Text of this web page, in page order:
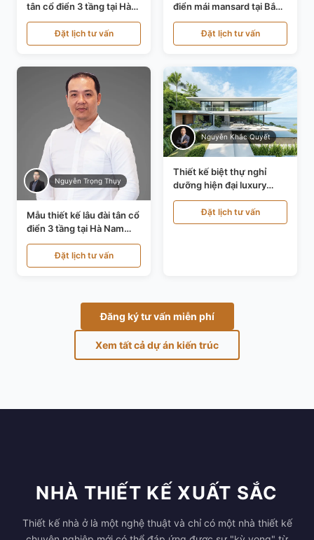
tân cổ điển 3 tầng tại Hà
Nội KT21010
Đặt lịch tư vấn
điển mái mansard tại Bắc
Ninh KT21198
Đặt lịch tư vấn
Nguyễn Trọng Thụy
Mẫu thiết kế lâu đài tân cổ
điển 3 tầng tại Hà Nam
KT24821
Đặt lịch tư vấn
Nguyễn Khắc Quyết
Thiết kế biệt thự nghỉ
dưỡng hiện đại luxury
700m² tại Đà Nẵng
KT24616Đặt lịch tư vấn
Đăng ký tư vấn miễn phí
Xem tất cả dự án kiến trúc
NHÀ THIẾT KẾ XUẤT SẮC
Thiết kế nhà ở là một nghệ thuật và chỉ có một nhà thiết kế